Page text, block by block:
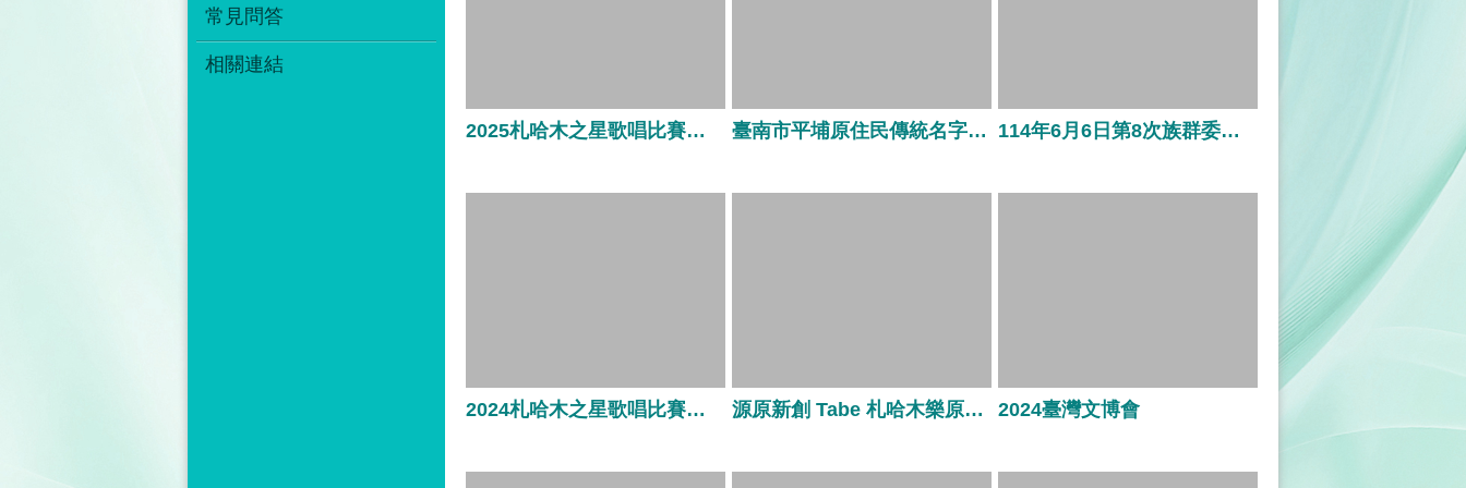
常見問答
相關連結
2025札哈木之星歌唱比賽決賽 臺南市平埔原住民傳統名字研究調查初探特展 114年6月6日第8次族群委員會
2024札哈木之星歌唱比賽決賽 源原新創 Tabe 札哈木樂原新品發表會 2024臺灣文博會